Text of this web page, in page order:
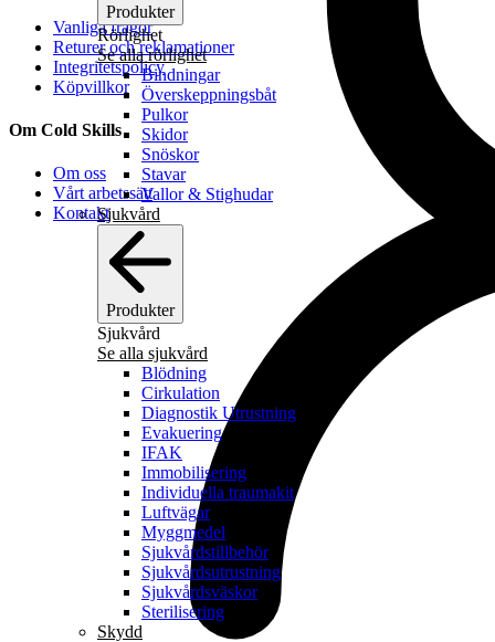
Produkter
Rörlighet
Se alla rörlighet
Bindningar
Överskeppningsbåt
Pulkor
Skidor
Snöskor
Stavar
Vallor & Stighudar
Sjukvård
Produkter
Sjukvård
Se alla sjukvård
Blödning
Cirkulation
Diagnostik Utrustning
Evakuering
IFAK
Immobilisering
Individuella traumakit
Luftvägar
Myggmedel
Sjukvårdstillbehör
Sjukvårdsutrustning
Sjukvårdsväskor
Sterilisering
Skydd
Vanliga frågor
Returer och reklamationer
Integritetspolicy
Köpvillkor
Om Cold Skills
Om oss
Vårt arbetssätt
Kontakt